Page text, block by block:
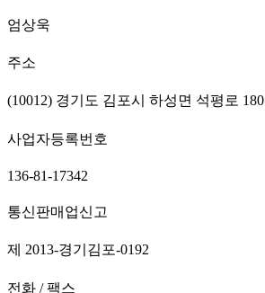
엄상욱
주소
(10012) 경기도 김포시 하성면 석평로 180
사업자등록번호
136-81-17342
통신판매업신고
제 2013-경기김포-0192
전화 / 팩스